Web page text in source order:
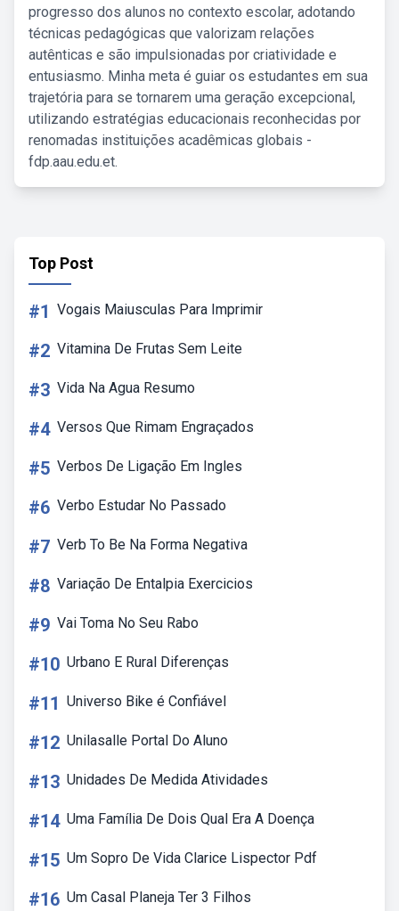
progresso dos alunos no contexto escolar, adotando
técnicas pedagógicas que valorizam relações
autênticas e são impulsionadas por criatividade e
entusiasmo. Minha meta é guiar os estudantes em sua
trajetória para se tornarem uma geração excepcional,
utilizando estratégias educacionais reconhecidas por
renomadas instituições acadêmicas globais -
fdp.aau.edu.et.
Top Post
#1 Vogais Maiusculas Para Imprimir
#2 Vitamina De Frutas Sem Leite
#3 Vida Na Agua Resumo
#4 Versos Que Rimam Engraçados
#5 Verbos De Ligação Em Ingles
#6 Verbo Estudar No Passado
#7 Verb To Be Na Forma Negativa
#8 Variação De Entalpia Exercicios
#9 Vai Toma No Seu Rabo
#10 Urbano E Rural Diferenças
#11 Universo Bike é Confiável
#12 Unilasalle Portal Do Aluno
#13 Unidades De Medida Atividades
#14 Uma Família De Dois Qual Era A Doença
#15 Um Sopro De Vida Clarice Lispector Pdf
#16 Um Casal Planeja Ter 3 Filhos